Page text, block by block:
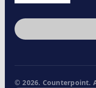
blank
© 2026. Counterpoint.